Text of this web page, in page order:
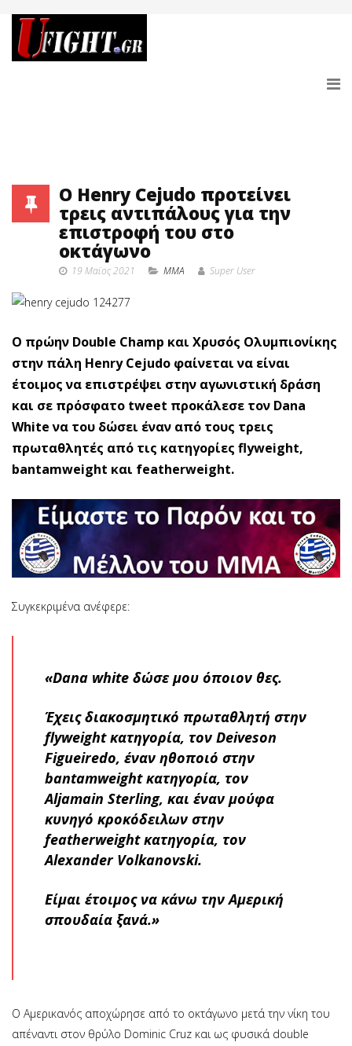
O Henry Cejudo προτείνει
τρεις αντιπάλους για την
επιστροφή του στο
οκτάγωνο
19 Μαϊος 2021 MMA Super User
Ο πρώην Double Champ και Χρυσός Ολυμπιονίκης
στην πάλη Henry Cejudo φαίνεται να είναι
έτοιμος να επιστρέψει στην αγωνιστική δράση
και σε πρόσφατο tweet προκάλεσε τον Dana
White να του δώσει έναν από τους τρεις
πρωταθλητές από τις κατηγορίες flyweight,
bantamweight και featherweight.
Συγκεκριμένα ανέφερε:
«Dana white δώσε μου όποιον θες.
Έχεις διακοσμητικό πρωταθλητή στην
flyweight κατηγορία, τον Deiveson
Figueiredo, έναν ηθοποιό στην
bantamweight κατηγορία, τον
Aljamain Sterling, και έναν μούφα
κυνηγό κροκόδειλων στην
featherweight κατηγορία, τον
Alexander Volkanovski.
Είμαι έτοιμος να κάνω την Αμερική
σπουδαία ξανά.»
Ο Αμερικανός αποχώρησε από το οκτάγωνο μετά την νίκη του
απέναντι στον θρύλο Dominic Cruz και ως φυσικά double